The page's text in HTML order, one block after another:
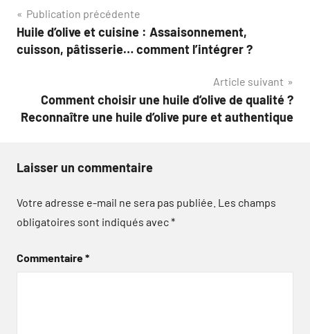
Navigation
de
Publication précédente
Huile d’olive et cuisine : Assaisonnement,
cuisson, pâtisserie… comment l’intégrer ?
Article suivant
Comment choisir une huile d’olive de qualité ?
Reconnaître une huile d’olive pure et authentique
Laisser un commentaire
Votre adresse e-mail ne sera pas publiée. Les champs
obligatoires sont indiqués avec*
Commentaire*